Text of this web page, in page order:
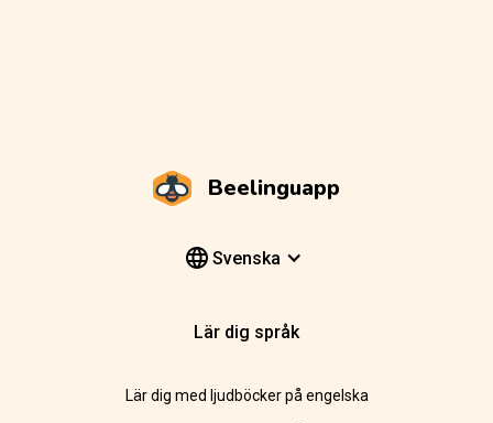
Beelinguapp
Svenska
Lär dig språk
Lär dig med ljudböcker på engelska